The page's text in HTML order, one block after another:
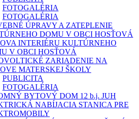
FOTOGALÉRIA
FOTOGALÉRIA
ÚPRAVY A ZATEPLENIE
DOMU V OBCI HOSŤOVÁ
INTERIÉRU KULTÚRNEHO
V OBCI HOSŤOVÁ
ZARIADENIE NA
MATERSKEJ ŠKOLY
PUBLICITA
FOTOGALÉRIA
BYTOVÝ DOM 12 b.j. JUH
NABÍJACIA STANICA PRE